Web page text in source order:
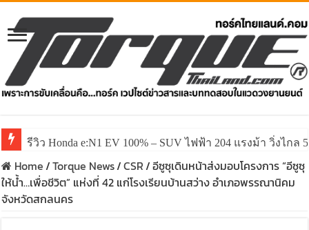
รีวิว ลองขับ All New GWM HAVAL H6 ปรับโฉมหน้าใหม่
Home/Torque News/CSR/อีซูซุเดินหน้าส่งมอบโครงการ “อีซูซุ
ให้น้ำ…เพื่อชีวิต” แห่งที่ 42 แก่โรงเรียนบ้านสว่าง อำเภอพรรณานิคม
จังหวัดสกลนคร